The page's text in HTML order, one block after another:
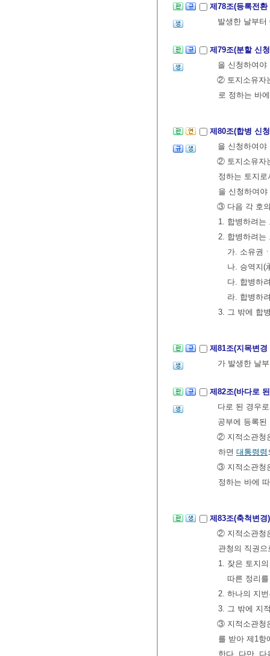
제78조(등록전
발생한 날부터
제79조(분할 신
을 신청하여야
② 토지소유자
로 정하는 바
제80조(합병 신
을 신청하여야
② 토지소유자
정하는 토지
을 신청하여야
③ 다음 각 호
1. 합병하려는
2. 합병하려는
가. 소유권
나. 승역지(
다. 합병하
라. 합병하
3. 그 밖에 합
제81조(지목변
가 발생한 날
제82조(바다로
다로 된 경우
공부에 등록
② 지적소관청
하면 대통령령
③ 지적소관청
정하는 바에
제83조(축척변
② 지적소관청
관청의 직권
1. 잦은 토지
따른 정리
2. 하나의 지
3. 그 밖에 지
③ 지적소관청
를 받아 제1항
한다. 다만, 다